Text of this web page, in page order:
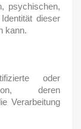
psychischen,
dieser
kann.
oder
deren
Verarbeitung